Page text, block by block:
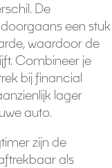
De
een stuk
waardoor de
Combineer je
bij financial
lager
auto.
zijn de
als